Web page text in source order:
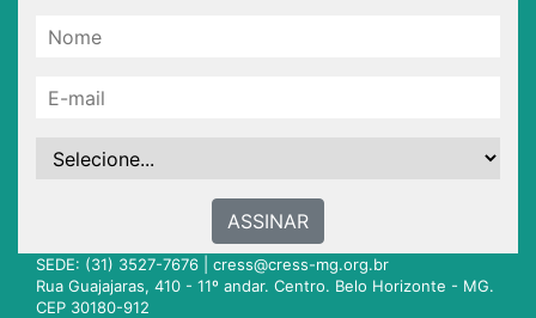
ASSINAR
SEDE: (31) 3527-7676 | cress@cress-mg.org.br
Rua Guajajaras, 410 - 11º andar. Centro. Belo Horizonte - MG.
CEP 30180-912